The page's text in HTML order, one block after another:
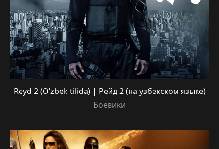
Reyd 2 (O’zbek tilida) | Рейд 2 (на узбекском языке)
Боевики